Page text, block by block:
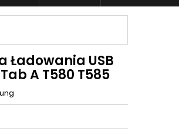
Ładowania USB
A T580 T585